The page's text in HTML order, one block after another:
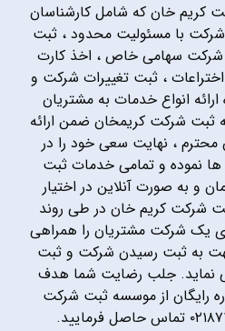
خان که شامل کارشناسان
با مسئولیت محدود ، ثبت
سهامی خاص ، اخذ کارت
اختراعات ، ثبت تغییرات شرکت و
انواع خدمات به مشتریان
ثبت شرکت کریمخان ضمن ارائه
محترم ، نهایت سعی خود را در
نموده و تمامی خدمات ثبت
و به صورت آنلاین در اختیار
شرکت کریم خان در طی روند
یک شرکت مشتریان را همراهی
به ثبت رسیدن شرکت و ثبت
نماید. جلب رضایت شما هدف
رایگان از موسسه ثبت شرکت